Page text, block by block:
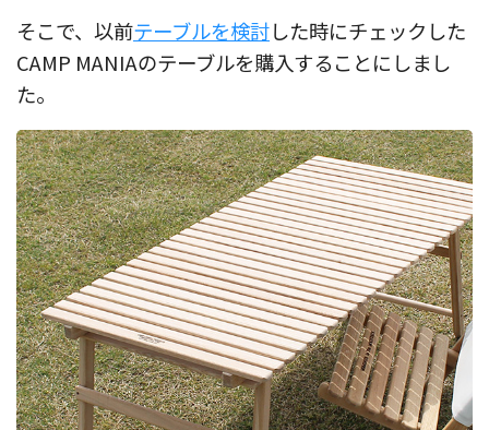
そこで、以前テーブルを検討した時にチェックした
CAMP MANIAのテーブルを購入することにしまし
た。